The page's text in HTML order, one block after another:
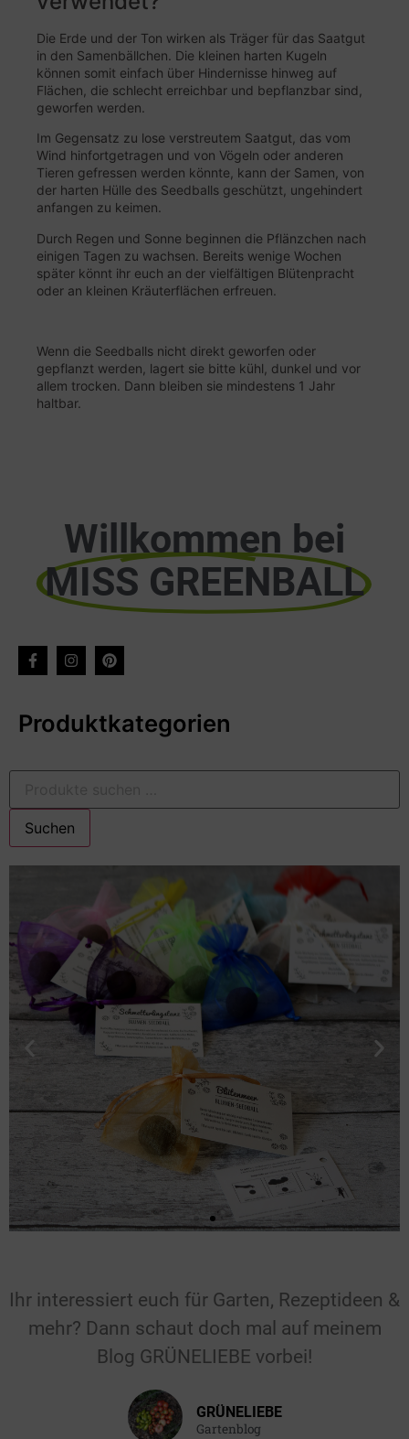
Die Erde und der Ton wirken als Träger für das Saatgut
in den Samenbällchen. Die kleinen harten Kugeln
können somit einfach über Hindernisse hinweg auf
Flächen, die schlecht erreichbar und bepflanzbar sind,
geworfen werden.
Im Gegensatz zu lose verstreutem Saatgut, das vom
Wind hinfortgetragen und von Vögeln oder anderen
Tieren gefressen werden könnte, kann der Samen, von
der harten Hülle des Seedballs geschützt, ungehindert
anfangen zu keimen.
Durch Regen und Sonne beginnen die Pflänzchen nach
einigen Tagen zu wachsen. Bereits wenige Wochen
später könnt ihr euch an der vielfältigen Blütenpracht
oder an kleinen Kräuterflächen erfreuen.
Wenn die Seedballs nicht direkt geworfen oder
gepflanzt werden, lagert sie bitte kühl, dunkel und vor
allem trocken. Dann bleiben sie mindestens 1 Jahr
haltbar.
Willkommen bei
MISS GREENBALL
Produktkategorien
Suchen
Feiern
Gastgeschenk für die Hochzeit, den
Geburtstag, die Taufe oder einen
Hier klicken
Ihr interessiert euch für Garten, Rezeptideen &
mehr? Dann schaut doch mal auf meinem
Blog GRÜNELIEBE vorbei!
GRÜNELIEBE
Gartenblog